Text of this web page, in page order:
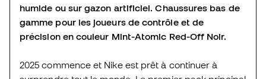
humide ou sur gazon artificiel. Chaussures bas de
gamme pour les joueurs de contrôle et de
précision en couleur Mint-Atomic Red-Off Noir.
2025 commence et Nike est prêt à continuer à